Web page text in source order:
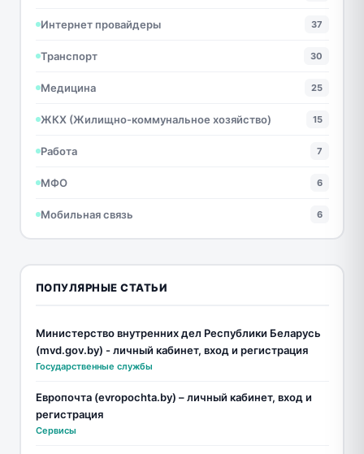
Интернет провайдеры 37
Транспорт 30
Медицина 25
ЖКХ (Жилищно-коммунальное хозяйство) 15
Работа 7
МФО 6
Мобильная связь 6
ПОПУЛЯРНЫЕ СТАТЬИ
Министерство внутренних дел Республики Беларусь
(mvd.gov.by) - личный кабинет, вход и регистрация
Государственные службы
Европочта (evropochta.by) – личный кабинет, вход и
регистрация
Сервисы